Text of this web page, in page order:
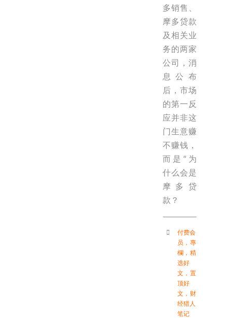
多销售、
摩多贷款
及相关业
务的两家
公司，消
息公布
后，市场
的第一反
应并非这
门生意赚
不赚钱，
而是“为
什么会是
摩多贷
款？
付费会
员 ， 專
欄 ， 精
选好
文 ， 置
顶好
文 ， 财
经猎人
笔记